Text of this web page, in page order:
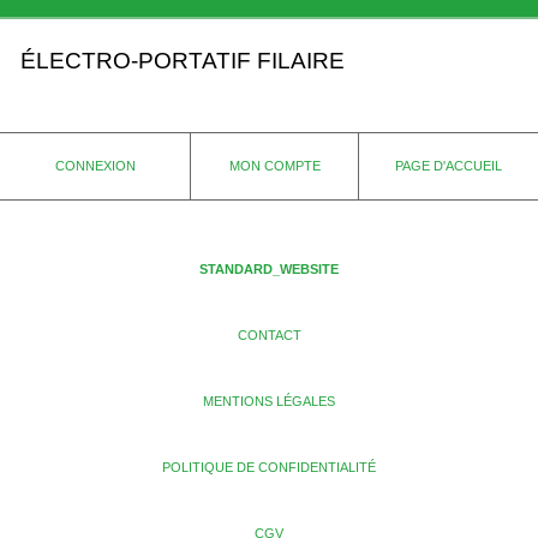
ÉLECTRO-PORTATIF FILAIRE
CONNEXION MON COMPTE PAGE D'ACCUEIL
STANDARD_WEBSITE
CONTACT
MENTIONS LÉGALES
POLITIQUE DE CONFIDENTIALITÉ
CGV